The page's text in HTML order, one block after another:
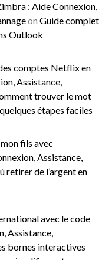
: Aide Connexion,
on Guide complet
Outlook
comptes Netflix en
Assistance,
trouver le mot
étapes faciles
fils avec
Assistance,
retirer de l’argent en
avec le code
Assistance,
bornes interactives